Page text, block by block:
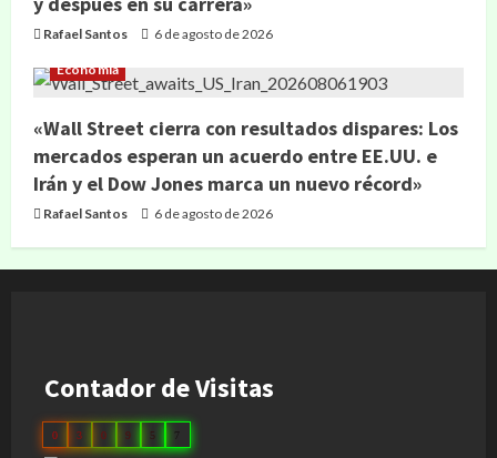
Rafael Santos 6 de agosto de 2026
Economía
«Wall Street cierra con resultados dispares: Los
mercados esperan un acuerdo entre EE.UU. e
Irán y el Dow Jones marca un nuevo récord»
Rafael Santos 6 de agosto de 2026
Contador de Visitas
0 3 0 9 5 7